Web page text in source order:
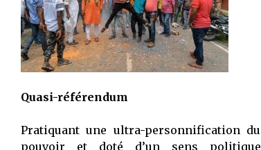
Quasi-référendum
Pratiquant une ultra-personnification du
pouvoir et doté d’un sens politique